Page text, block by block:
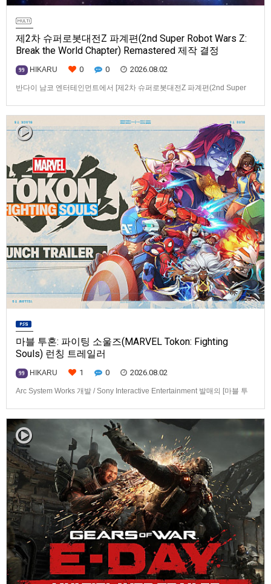
제2차 슈퍼로봇대전Z 파계편(2nd Super Robot Wars Z:
Break the World Chapter) Remastered 제작 결정
99 HIKARU 0 0 2026.08.02
반다이 남코 엔터테인먼트에서 [제2차 슈퍼로봇대전Z 파계편(2nd Super
판[제2차 슈퍼로봇대전Z 파계편]은 2011년 PSP로 발매되었으며, 2012년
에 발매되었던 [제2…
마블 투혼: 파이팅 소울즈(MARVEL Tokon: Fighting
Souls) 런칭 트레일러
99 HIKARU 1 0 2026.08.02
Arc System Works 개발 / Sony Interactive Entertainment 발매의 [마블 투
로 예정.